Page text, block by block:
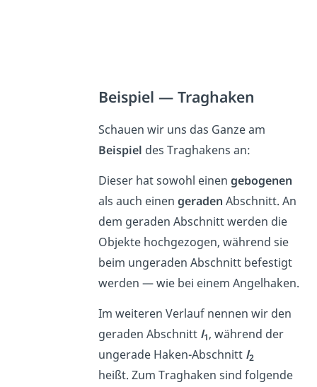
Beispiel — Traghaken
Schauen wir uns das Ganze am
Beispiel des Traghakens an:
Dieser hat sowohl einen gebogenen
als auch einen geraden Abschnitt. An
dem geraden Abschnitt werden die
Objekte hochgezogen, während sie
beim ungeraden Abschnitt befestigt
werden — wie bei einem Angelhaken.
Im weiteren Verlauf nennen wir den
geraden Abschnitt l1, während der
ungerade Haken-Abschnitt l2
heißt. Zum Traghaken sind folgende